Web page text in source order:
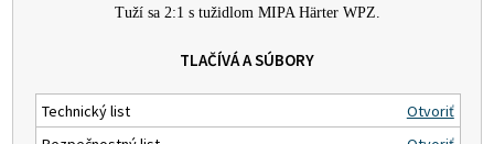
Tuží sa 2:1 s tužidlom MIPA Härter WPZ.
TLAČÍVÁ A SÚBORY
Technický list
Otvoriť